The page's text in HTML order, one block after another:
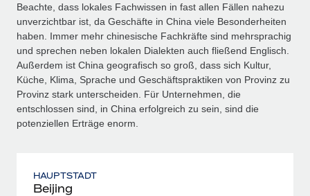
Beachte, dass lokales Fachwissen in fast allen Fällen nahezu
unverzichtbar ist, da Geschäfte in China viele Besonderheiten
haben. Immer mehr chinesische Fachkräfte sind mehrsprachig
und sprechen neben lokalen Dialekten auch fließend Englisch.
Außerdem ist China geografisch so groß, dass sich Kultur,
Küche, Klima, Sprache und Geschäftspraktiken von Provinz zu
Provinz stark unterscheiden. Für Unternehmen, die
entschlossen sind, in China erfolgreich zu sein, sind die
potenziellen Erträge enorm.
HAUPTSTADT
Beijing